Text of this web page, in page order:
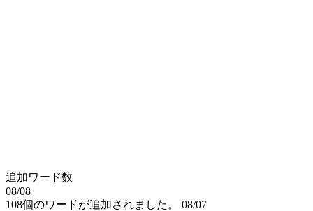
追加ワード数
08/08
108個のワードが追加されました。
08/07